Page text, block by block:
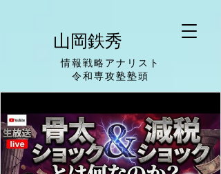
山岡鉄秀
情報戦略アナリスト
​令和専攻塾塾頭